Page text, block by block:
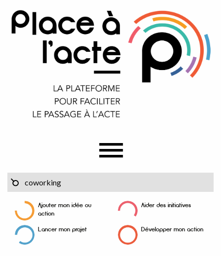
Ajouter mon idée ou
action
Aider des initiatives
Lancer mon projet Développer mon action